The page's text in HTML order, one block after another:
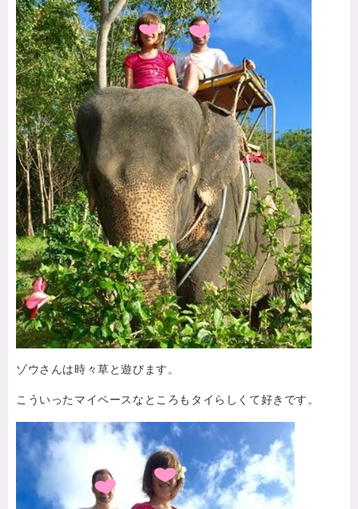
ゾウさんは時々草と遊びます。
こういったマイペースなところもタイらしくて好きです。